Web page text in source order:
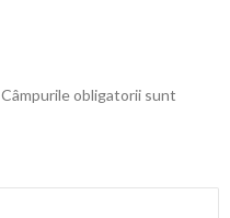
Câmpurile obligatorii sunt